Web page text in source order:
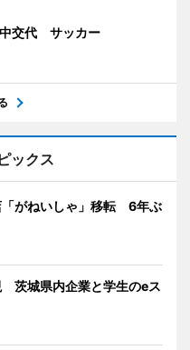
中交代 サッカー
ックス
「がねいしゃ」移転 6年ぶ
茨城県内企業と学生のeス